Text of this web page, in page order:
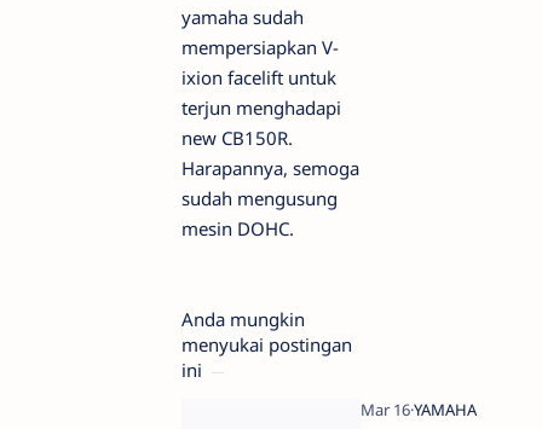
yamaha sudah
mempersiapkan V-
ixion facelift untuk
terjun menghadapi
new CB150R.
Harapannya, semoga
sudah mengusung
mesin DOHC.
Anda mungkin
menyukai postingan
ini